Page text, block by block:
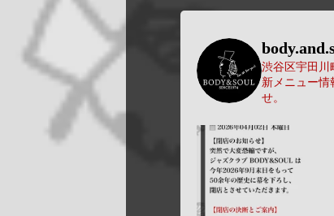
渋谷区宇田川
新メニュー情
せ。